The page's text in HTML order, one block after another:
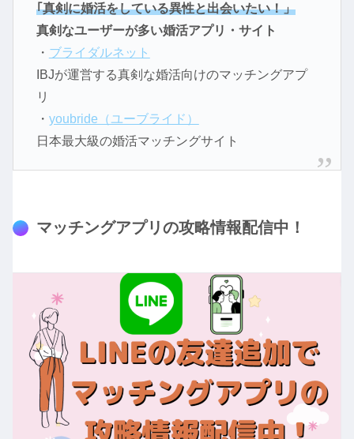
｢真剣に婚活をしている異性と出会いたい！」
真剣なユーザーが多い婚活アプリ・サイト
・ ブライダルネット
IBJが運営する真剣な婚活向けのマッチングアプ
リ
・ youbride（ユーブライド）
日本最大級の婚活マッチングサイト
マッチングアプリの攻略情報配信中！